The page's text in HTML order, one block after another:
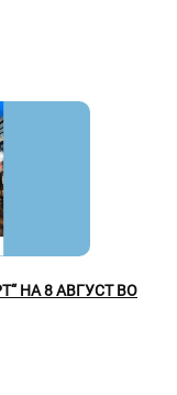
НА 8 АВГУСТ ВО